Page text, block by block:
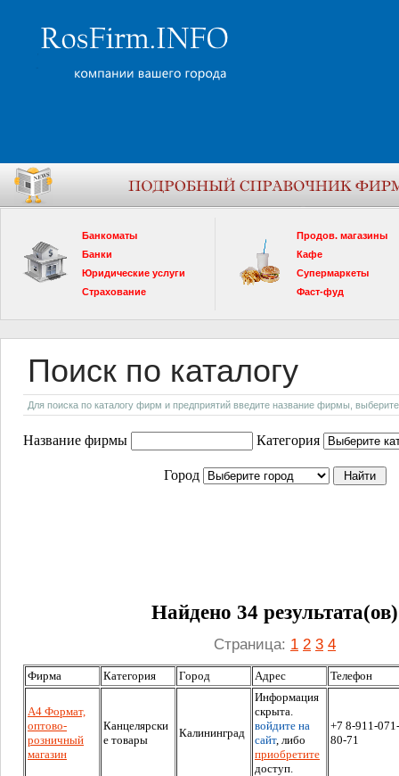
Банкоматы
Банки
Юридические услуги
Страхование
Продов. магазины
Кафе
Супермаркеты
Фаст-фуд
Поиск по каталогу
Для поиска по каталогу фирм и предприятий введите название фирмы, выберите
Название фирмы Категория
Город
Найдено 34 результата(ов)
Страница: 1 2 3 4
Фирма Категория Город Адрес Телефон
А4 Формат,
оптово-
розничный
магазин
Канцелярски
е товары
Калининград
Информация
скрыта.
войдите на
сайт, либо
приобретите
доступ.
+7 8-911-071-
80-71